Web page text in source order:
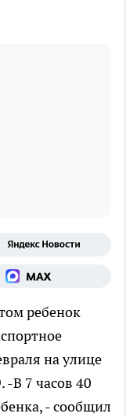
ребенок
на улице
В 7 часов 40
- сообщил